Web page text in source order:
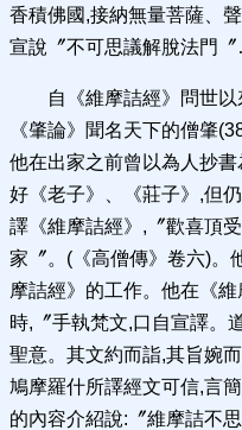
香積佛國,接納無量菩薩、
宣說〞不可思議解脫法門
自《維摩詰經》問世
《肇論》聞名天下的僧肇
他在出家之前曾以為人抄
好《老子》、《莊子》,但
譯《維摩詰經》,〞歡喜頂
家〞。(《高僧傳》卷六)。
摩詰經》的工作。他在《
時,〞手執梵文,口自宣譯。
聖意。其文約而詣,其旨婉
鳩摩羅什所譯經文可信,言
的內容介紹說:〞維摩詰不